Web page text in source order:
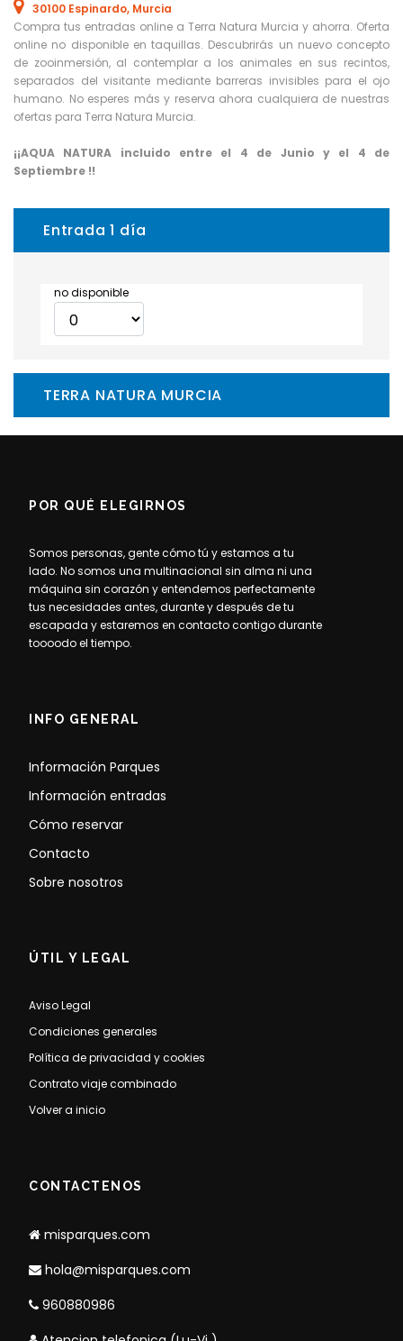
30100 Espinardo, Murcia
Compra tus entradas online a Terra Natura Murcia y ahorra. Oferta
online no disponible en taquillas. Descubrirás un nuevo concepto
de zooinmersión, al contemplar a los animales en sus recintos,
separados del visitante mediante barreras invisibles para el ojo
humano. No esperes más y reserva ahora cualquiera de nuestras
ofertas para Terra Natura Murcia.
¡¡AQUA NATURA incluido entre el 4 de Junio y el 4 de
Septiembre !!
Entrada 1 día
no disponible
TERRA NATURA MURCIA
POR QUÉ ELEGIRNOS
Somos personas, gente cómo tú y estamos a tu
lado. No somos una multinacional sin alma ni una
máquina sin corazón y entendemos perfectamente
tus necesidades antes, durante y después de tu
escapada y estaremos en contacto contigo durante
toooodo el tiempo.
INFO GENERAL
Información Parques
Información entradas
Cómo reservar
Contacto
Sobre nosotros
ÚTIL Y LEGAL
Aviso Legal
Condiciones generales
Política de privacidad y cookies
Contrato viaje combinado
Volver a inicio
CONTACTENOS
misparques.com
hola@misparques.com
960880986